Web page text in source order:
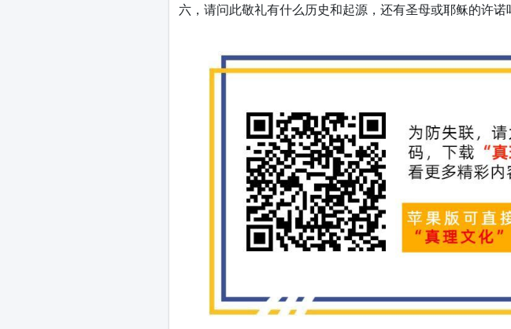
六，请问此敬礼有什么历史和起源，还有圣母或耶稣的许诺